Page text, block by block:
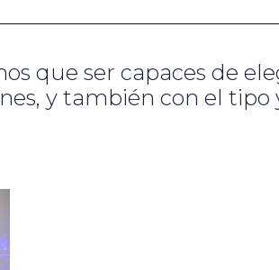
que ser capaces de
y también con el